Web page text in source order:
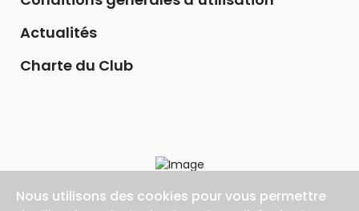
Actualités
Charte du Club
Nous utilisons des cookies pour vous permettre